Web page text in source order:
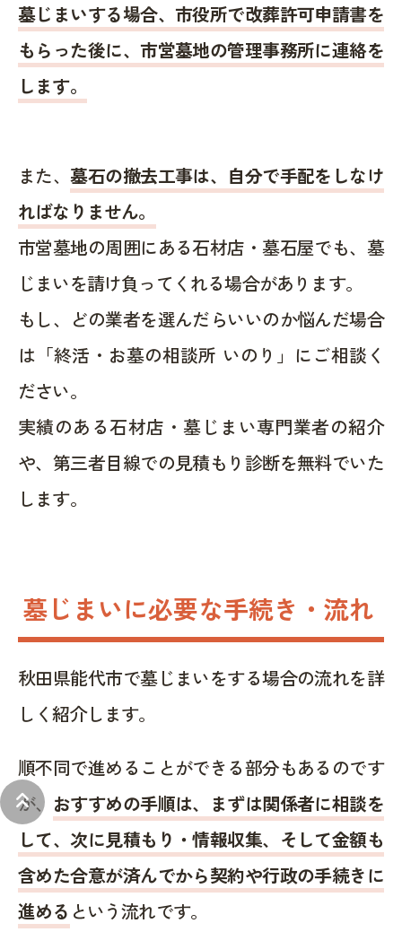
keyboard_double_arrow_up
墓じまいする場合、市役所で改葬許可申請書を
もらった後に、市営墓地の管理事務所に連絡を
します。
また、墓石の撤去工事は、自分で手配をしなけ
ればなりません。
市営墓地の周囲にある石材店・墓石屋でも、墓
じまいを請け負ってくれる場合があります。
もし、どの業者を選んだらいいのか悩んだ場合
は「終活・お墓の相談所 いのり」にご相談く
ださい。
実績のある石材店・墓じまい専門業者の紹介
や、第三者目線での見積もり診断を無料でいた
します。
墓じまいに必要な手続き・流れ
秋田県能代市で墓じまいをする場合の流れを詳
しく紹介します。
順不同で進めることができる部分もあるのです
が、 おすすめの手順は、まずは関係者に相談を
して、次に見積もり・情報収集、そして金額も
含めた合意が済んでから契約や行政の手続きに
進める という流れです。